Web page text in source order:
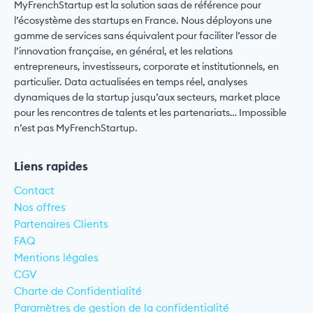
MyFrenchStartup est la solution saas de référence pour
l’écosystème des startups en France. Nous déployons une
gamme de services sans équivalent pour faciliter l’essor de
l’innovation française, en général, et les relations
entrepreneurs, investisseurs, corporate et institutionnels, en
particulier. Data actualisées en temps réel, analyses
dynamiques de la startup jusqu’aux secteurs, market place
pour les rencontres de talents et les partenariats… Impossible
n’est pas MyFrenchStartup.
Liens rapides
Contact
Nos offres
Partenaires Clients
FAQ
Mentions légales
CGV
Charte de Confidentialité
Paramètres de gestion de la confidentialité